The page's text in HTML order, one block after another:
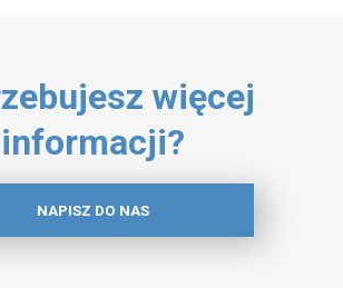
więcej
informacji?
NAPISZ DO NAS